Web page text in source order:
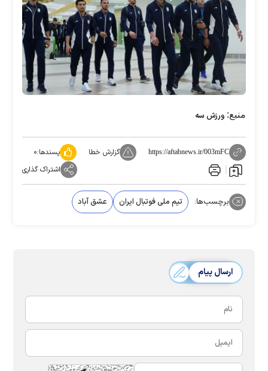
منبع: ورزش سه
https://aftabnews.ir/003mFC گزارش خطا پسندها:۰
اشتراک گذاری
برچسب‌ها: تیم ملی فوتبال ایران عشق آباد
ارسال پیام